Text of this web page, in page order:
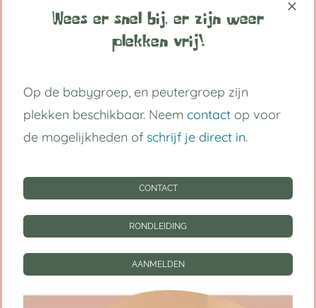
grootst in vertrouwen.
Handige links
Kinderdagverblijf Utrecht Centrum
Tarieven
Wees er snel bij, er zijn weer
plekken vrij!
Op de babygroep, en peutergroep zijn
plekken beschikbaar. Neem contact op voor
de mogelijkheden of schrijf je direct in.
CONTACT
RONDLEIDING
AANMELDEN